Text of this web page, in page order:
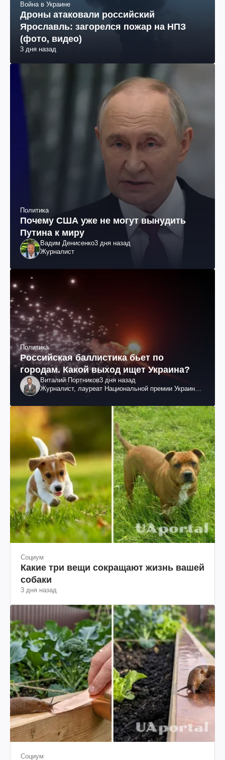
Война в Украине
Дроны атаковали российский
Ярославль: загорелся пожар на НПЗ
(фото, видео)
3 дня назад
Политика
Почему США уже не могут вынудить
Путина к миру
Вадим Денисенко3 дня назад
Журналист
Политика
Российская баллистика бьет по
городам. Какой выход ищет Украина?
Виталий Портников3 дня назад
Журналист, лауреат Национальной премии Украины
Социум
Какие три вещи сокращают жизнь вашей
собаки
3 дня назад
Социум